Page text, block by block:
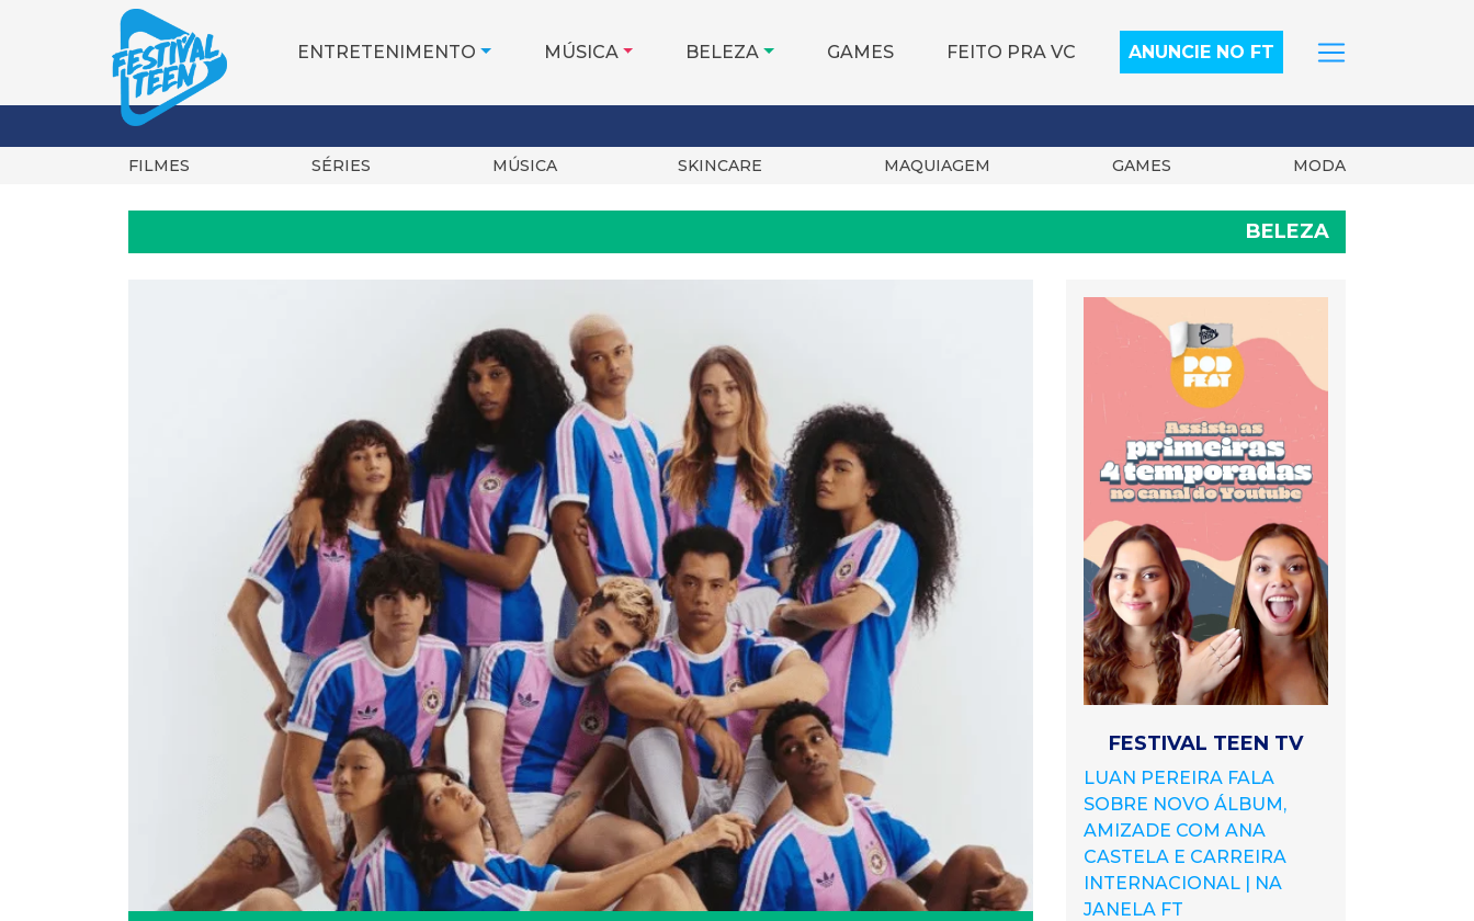
ENTRETENIMENTO MÚSICA BELEZA GAMES FEITO PRA VC ANUNCIE NO FT
FILMES SÉRIES MÚSICA SKINCARE MAQUIAGEM GAMES MODA
BELEZA
FESTIVAL TEEN TV
LUAN PEREIRA FALA
SOBRE NOVO ÁLBUM,
AMIZADE COM ANA
CASTELA E CARREIRA
INTERNACIONAL | NA
JANELA FT